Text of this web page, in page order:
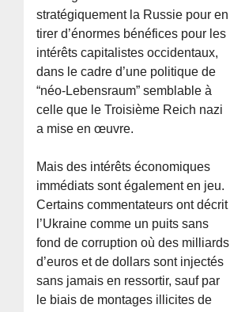
stratégiquement la Russie pour en
tirer d’énormes bénéfices pour les
intérêts capitalistes occidentaux,
dans le cadre d’une politique de
“néo-Lebensraum” semblable à
celle que le Troisième Reich nazi
a mise en œuvre.
Mais des intérêts économiques
immédiats sont également en jeu.
Certains commentateurs ont décrit
l’Ukraine comme un puits sans
fond de corruption où des milliards
d’euros et de dollars sont injectés
sans jamais en ressortir, sauf par
le biais de montages illicites de